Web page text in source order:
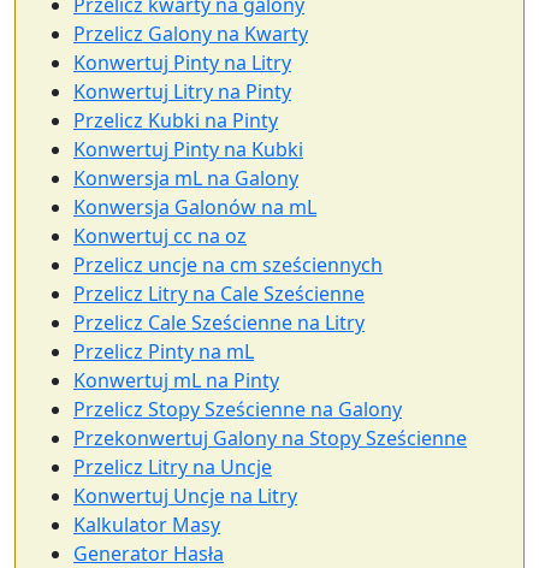
Przelicz Galony na Kwarty
Konwertuj Pinty na Litry
Konwertuj Litry na Pinty
Przelicz Kubki na Pinty
Konwertuj Pinty na Kubki
Konwersja mL na Galony
Konwersja Galonów na mL
Konwertuj cc na oz
Przelicz uncje na cm sześciennych
Przelicz Litry na Cale Sześcienne
Przelicz Cale Sześcienne na Litry
Przelicz Pinty na mL
Konwertuj mL na Pinty
Przelicz Stopy Sześcienne na Galony
Przekonwertuj Galony na Stopy Sześcienne
Przelicz Litry na Uncje
Konwertuj Uncje na Litry
Kalkulator Masy
Generator Hasła